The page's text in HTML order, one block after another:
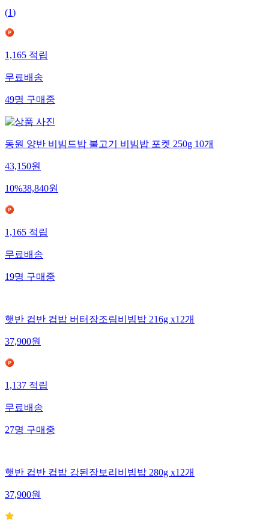
(1)
1,165적립
무료배송
49명구매중
동원 양반 비빔드밥 불고기 비빔밥 포켓 250g 10개
43,150원
10%38,840원
1,165적립
무료배송
19명구매중
햇반 컵반 컵밥 버터장조림비빔밥 216g x12개
37,900원
1,137적립
무료배송
27명구매중
햇반 컵반 컵밥 강된장보리비빔밥 280g x12개
37,900원